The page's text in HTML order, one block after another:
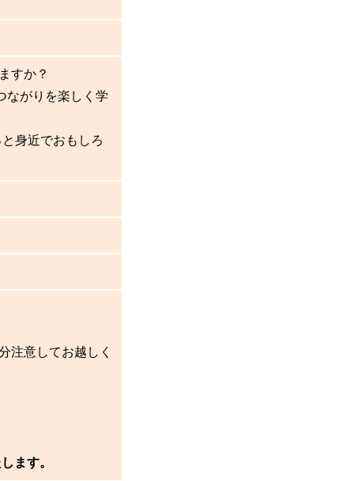
すか？
ながりを楽しく学
身近でおもしろ
注意してお越しく
ます。